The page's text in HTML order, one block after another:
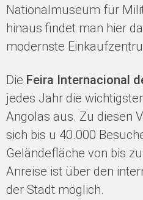
Nationalmuseum für
hinaus findet man hier
modernste
Die Feira Internacional
jedes Jahr die
Angolas aus. Zu diesen
sich bis u 40.000
Geländefläche von bis
Anreise ist über den
der Stadt möglich.